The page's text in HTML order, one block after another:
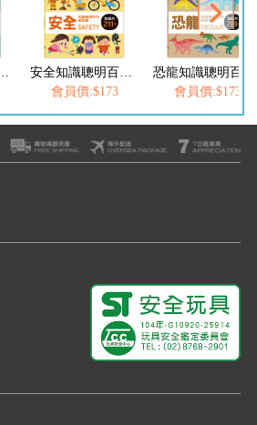
會員價:$173
會員價:$173